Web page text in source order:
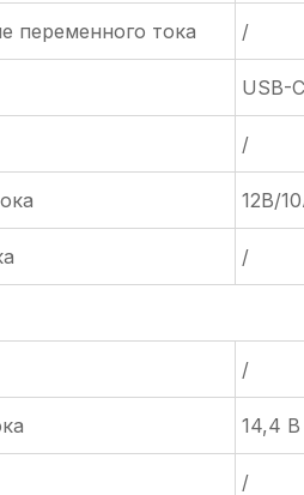
переменного тока /
USB-
/
12В/
/
/
14,4 В
/